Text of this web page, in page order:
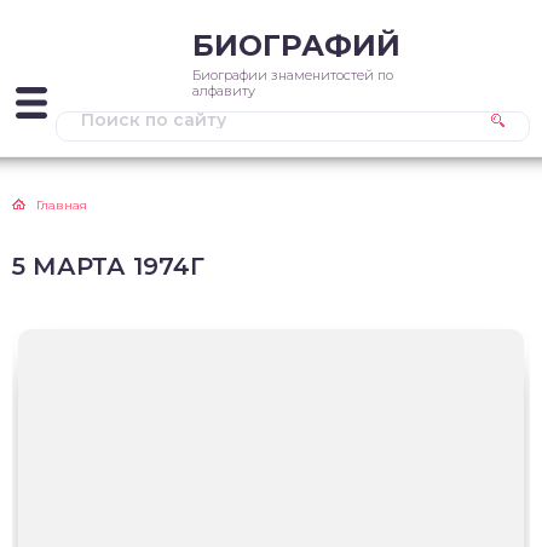
БИОГРАФИЙ
Биографии знаменитостей по
алфавиту
Главная
5 МАРТА 1974Г